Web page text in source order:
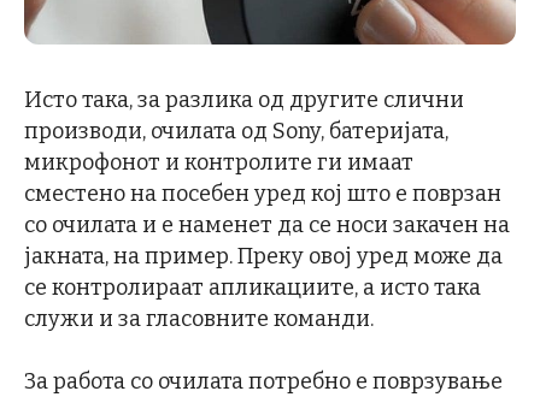
Исто така, за разлика од другите слични
производи, очилата од Sony, батеријата,
микрофонот и контролите ги имаат
сместено на посебен уред кој што е поврзан
со очилата и е наменет да се носи закачен на
јакната, на пример. Преку овој уред може да
се контролираат апликациите, а исто така
служи и за гласовните команди.
За работа со очилата потребно е поврзување